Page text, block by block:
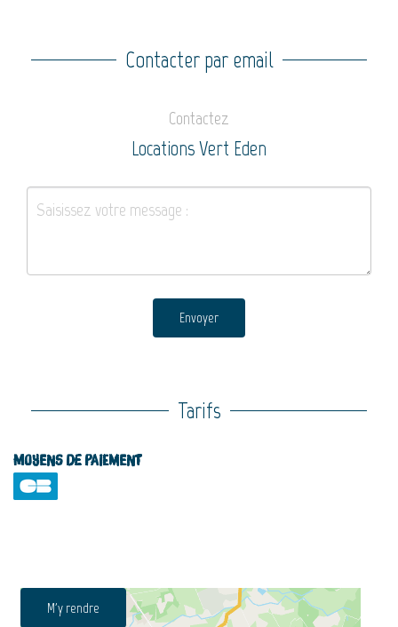
Contacter par email
Contactez
Locations Vert Eden
Envoyer
Tarifs
Moyens de paiement
M'y rendre